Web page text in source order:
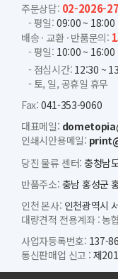
주문상담: 02-2026-
- 평일: 09:00 ~ 18:00
배송 · 교환 · 반품문의:
- 평일: 10:00 ~ 16:00
- 점심시간: 12:30 ~
- 토, 일, 공휴일 휴무
Fax: 041-353-9060
대표메일:
인쇄시안용메일:
당진 물류 센터: 충청남
반품주소: 충남 홍성군
인천 본사: 인천광역시
대량견적 전용계좌 :농
사업자등록번호: 137-
통신판매업 신고 : 제